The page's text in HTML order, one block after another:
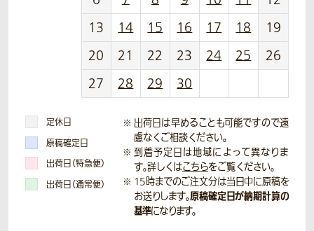
13
14 15 16 17 18
19
20
21 22 23 24 25
26
27
28 29 30
定休日
原稿確定日
出荷日（特急便）
出荷日（通常便）
出荷日は早めることも可能ですので遠
慮なくご相談ください。
到着予定日は地域によって異なりま
す。詳しくはこちらをご覧ください。
15時までのご注文分は当日中に原稿を
お送りします。原稿確定日が納期計算の
基準になります。